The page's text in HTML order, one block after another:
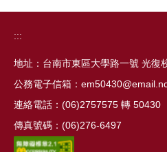
:::
地址：台南市東區大學路一號 光復
公務電子信箱：
連絡電話：(06)2757575 轉 50430
傳真號碼：(06)276-6497